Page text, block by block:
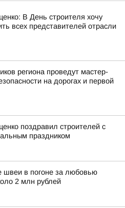
В День строителя хочу
всех представителей отрасли
региона проведут мастер-
на дорогах и первой
поздравил строителей с
праздником
швеи в погоне за любовью
2 млн рублей